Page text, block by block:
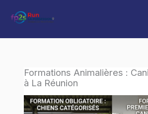
Formations Animalières :
à La Réunion